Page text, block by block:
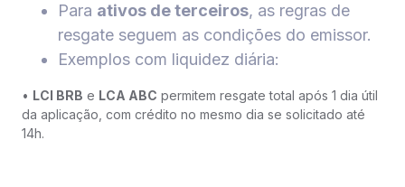
Para ativos de terceiros, as regras de
resgate seguem as condições do emissor.
Exemplos com liquidez diária:
• LCI BRB e LCA ABC permitem resgate total após 1 dia útil
da aplicação, com crédito no mesmo dia se solicitado até
14h.